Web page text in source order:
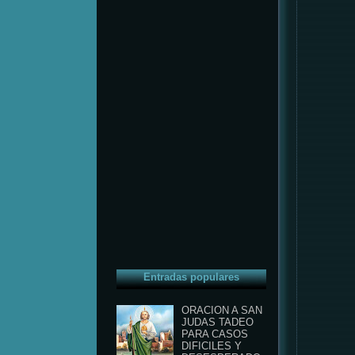
Entradas populares
ORACION A SAN
JUDAS TADEO
PARA CASOS
DIFICILES Y